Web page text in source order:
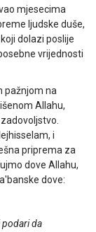
mjesecima
ljudske duše,
dolazi poslije
vrijednosti
pažnjom na
Allahu,
i
priprema za
dove Allahu,
dove:
podari da